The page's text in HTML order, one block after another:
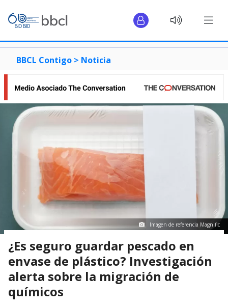
BBCL Contigo > Noticia
Imagen de referencia Magnific
¿Es seguro guardar pescado en
envase de plástico? Investigación
alerta sobre la migración de
químicos